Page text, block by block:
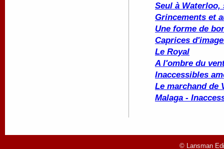
Seul à Waterloo,
Grincements et
Une forme de
Caprices
Le Royal
A l'ombre du
Inaccessibles
Le marchand de
Malaga -
© Lansman